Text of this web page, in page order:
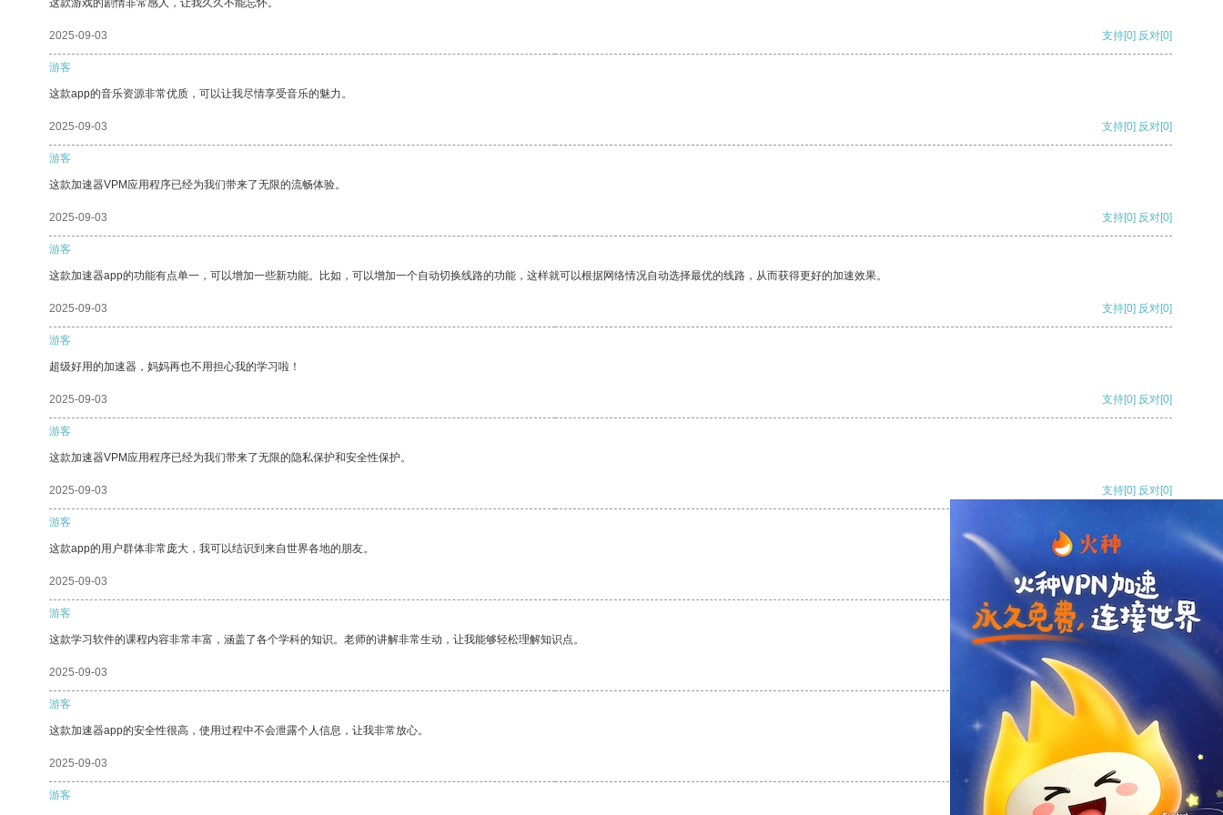
这款游戏的剧情非常感人，让我久久不能忘怀。
2025-09-03 支持[0] 反对[0]
游客
这款app的音乐资源非常优质，可以让我尽情享受音乐的魅力。
2025-09-03 支持[0] 反对[0]
游客
这款加速器VPM应用程序已经为我们带来了无限的流畅体验。
2025-09-03 支持[0] 反对[0]
游客
这款加速器app的功能有点单一，可以增加一些新功能。比如，可以增加一个自动切换线路的功能，这样就可以根据网络情况自动选择最优的线路，从而获得更好的加速效果。
2025-09-03 支持[0] 反对[0]
游客
超级好用的加速器，妈妈再也不用担心我的学习啦！
2025-09-03 支持[0] 反对[0]
游客
这款加速器VPM应用程序已经为我们带来了无限的隐私保护和安全性保护。
2025-09-03 支持[0] 反对[0]
游客
这款app的用户群体非常庞大，我可以结识到来自世界各地的朋友。
2025-09-03 支持[0] 反对
游客
这款学习软件的课程内容非常丰富，涵盖了各个学科的知识。老师的讲解非常生动，让我能够轻松理解知识点。
2025-09-03 支持
游客
这款加速器app的安全性很高，使用过程中不会泄露个人信息，让我非常放心。
2025-09-03 反对 [0]
游客